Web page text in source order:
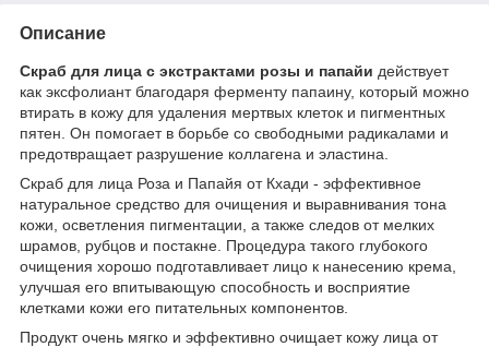
Описание
Скраб для лица с экстрактами розы и папайи действует
как эксфолиант благодаря ферменту папаину, который можно
втирать в кожу для удаления мертвых клеток и пигментных
пятен. Он помогает в борьбе со свободными радикалами и
предотвращает разрушение коллагена и эластина.
Скраб для лица Роза и Папайя от Кхади - эффективное
натуральное средство для очищения и выравнивания тона
кожи, осветления пигментации, а также следов от мелких
шрамов, рубцов и постакне. Процедура такого глубокого
очищения хорошо подготавливает лицо к нанесению крема,
улучшая его впитывающую способность и восприятие
клетками кожи его питательных компонентов.
Продукт очень мягко и эффективно очищает кожу лица от